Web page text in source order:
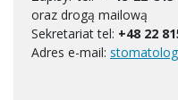
oraz drogą mailową
Sekretariat tel: +48 22
Adres e-mail: